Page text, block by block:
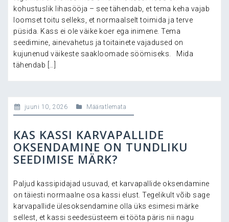
kohustuslik lihasööja – see tähendab, et tema keha vajab
loomset toitu selleks, et normaalselt toimida ja terve
püsida. Kass ei ole väike koer ega inimene. Tema
seedimine, ainevahetus ja toitainete vajadused on
kujunenud väikeste saakloomade söömiseks. Mida
tähendab […]
juuni 10, 2026 Määratlemata
KAS KASSI KARVAPALLIDE
OKSENDAMINE ON TUNDLIKU
SEEDIMISE MÄRK?
Paljud kassipidajad usuvad, et karvapallide oksendamine
on täiesti normaalne osa kassi elust. Tegelikult võib sage
karvapallide ülesoksendamine olla üks esimesi märke
sellest, et kassi seedesüsteem ei tööta päris nii nagu